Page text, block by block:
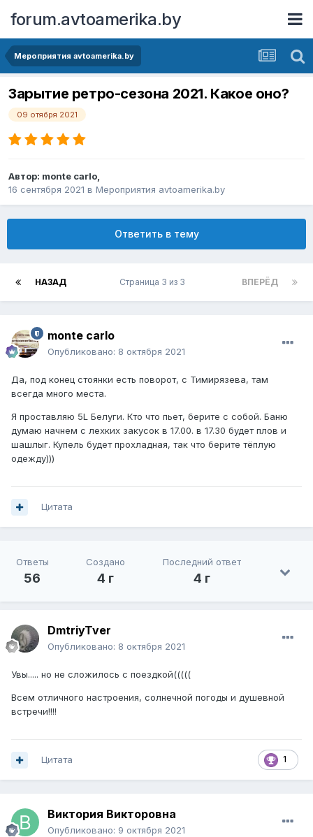
forum.avtoamerika.by
Мероприятия avtoamerika.by
Зарытие ретро-сезона 2021. Какое оно?
09 отября 2021
Автор: monte carlo,
16 сентября 2021 в Мероприятия avtoamerika.by
Ответить в тему
НАЗАД ВПЕРЁД
Страница 3 из 3
monte carlo
Опубликовано: 8 октября 2021
Да, под конец стоянки есть поворот, с Тимирязева, там
всегда много места.
Я проставляю 5L Белуги. Кто что пьет, берите с собой. Баню
думаю начнем с лехких закусок в 17.00. в 17.30 будет плов и
шашлыг. Купель будет прохладная, так что берите тёплую
одежду)))
Цитата
Ответы
56
Создано
4 г
Последний ответ
4 г
DmtriyTver
Опубликовано: 8 октября 2021
Увы..... но не сложилось с поездкой(((((
Всем отличного настроения, солнечной погоды и душевной
встречи!!!!
1
Цитата
Виктория Викторовна
Опубликовано: 9 октября 2021